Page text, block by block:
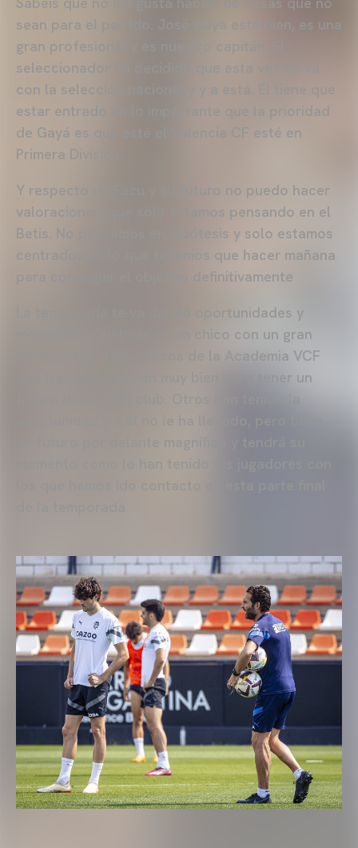
sean para el partido. José Gayà está bien, es una
gran profesional y es nuestro capitán. El
seleccionador ha decidido que esta vez no va
con la selección nacional y y a está. Él tiene que
estar entrado en lo importante que la prioridad
de Gayá es que esté el Valencia CF esté en
Primera División.
Y respecto de Facu y su futuro no puedo hacer
valoraciones, que solo estamos pensando en el
Betis. No pensamos en hipótesis y solo estamos
centrados en lo que tenemos que hacer mañana
para conseguir el objetivo definitivamente
La temporada te va dando oportunidades y
momentos. Cristhian es un chico con un gran
futuro y hay otros chicos de la Academia VCF
que trabajan también muy bien para tener un